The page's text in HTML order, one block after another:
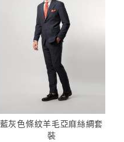
藍灰色條紋羊毛亞麻絲綢套
裝